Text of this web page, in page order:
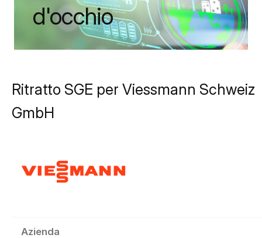
d'occhio
Ritratto SGE per Viessmann Schweiz
GmbH
Azienda